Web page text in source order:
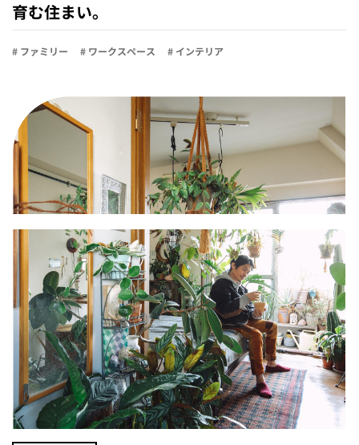
育む住まい。
# ファミリー # ワークスペース # インテリア